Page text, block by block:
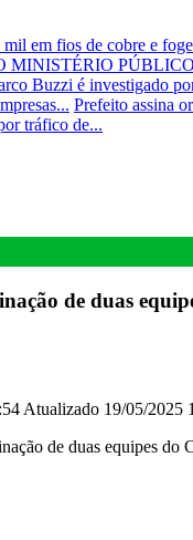
em fios de cobre e foge
MINISTÉRIO PÚBLICO
Buzzi é investigado
Prefeito assina
tráfico de...
de duas
Atualizado 19/05/2025